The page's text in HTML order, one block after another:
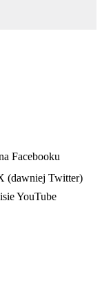
Facebooku
(dawniej Twitter)
YouTube